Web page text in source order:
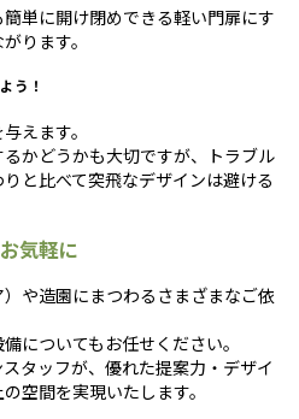
単に開け閉めできる軽い門扉にす
ります。
う！
えます。
かどうかも大切ですが、トラブル
と比べて突飛なデザインは避ける
気軽に
や造園にまつわるさまざまなご依
についてもお任せください。
タッフが、優れた提案力・デザイ
空間を実現いたします。